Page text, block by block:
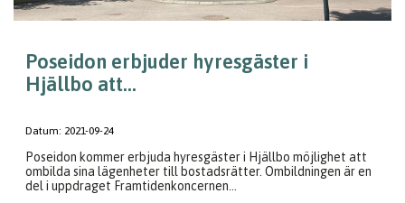
Poseidon erbjuder hyresgäster i
Hjällbo att...
Datum: 2021-09-24
Poseidon kommer erbjuda hyresgäster i Hjällbo möjlighet att
ombilda sina lägenheter till bostadsrätter. Ombildningen är en
del i uppdraget Framtidenkoncernen...